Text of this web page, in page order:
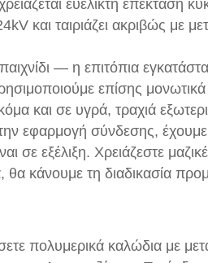
ευέλικτη επέκταση
και ταιριάζει ακριβώς με
— η επιτόπια
επίσης
και σε υγρά, τραχιά
εφαρμογή σύνδεσης,
σε εξέλιξη. Χρειάζεστε
κάνουμε τη διαδικασία
πολυμερικά καλώδια με